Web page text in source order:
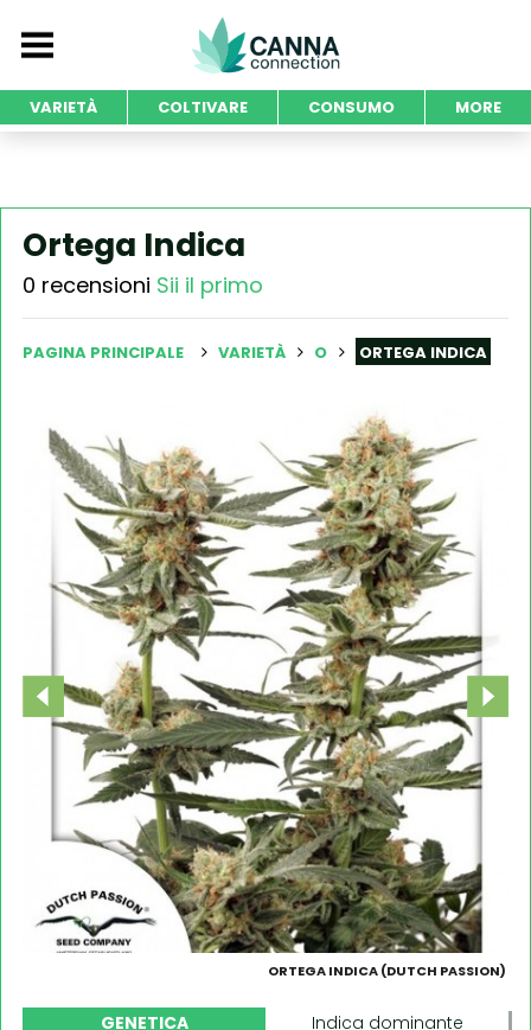
VARIETÀ COLTIVARE CONSUMO MORE
Ortega Indica
0 recensioni Sii il primo
PAGINA PRINCIPALE VARIETÀ O ORTEGA INDICA
ORTEGA INDICA (DUTCH PASSION)
GENETICA Indica dominante